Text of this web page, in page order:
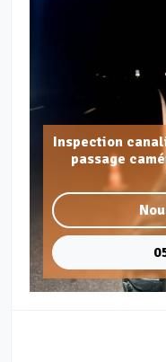
Inspection
passage